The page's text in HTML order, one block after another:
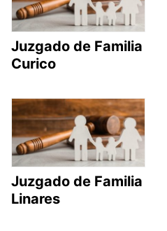
Juzgado de Familia
Curico
Juzgado de Familia
Linares